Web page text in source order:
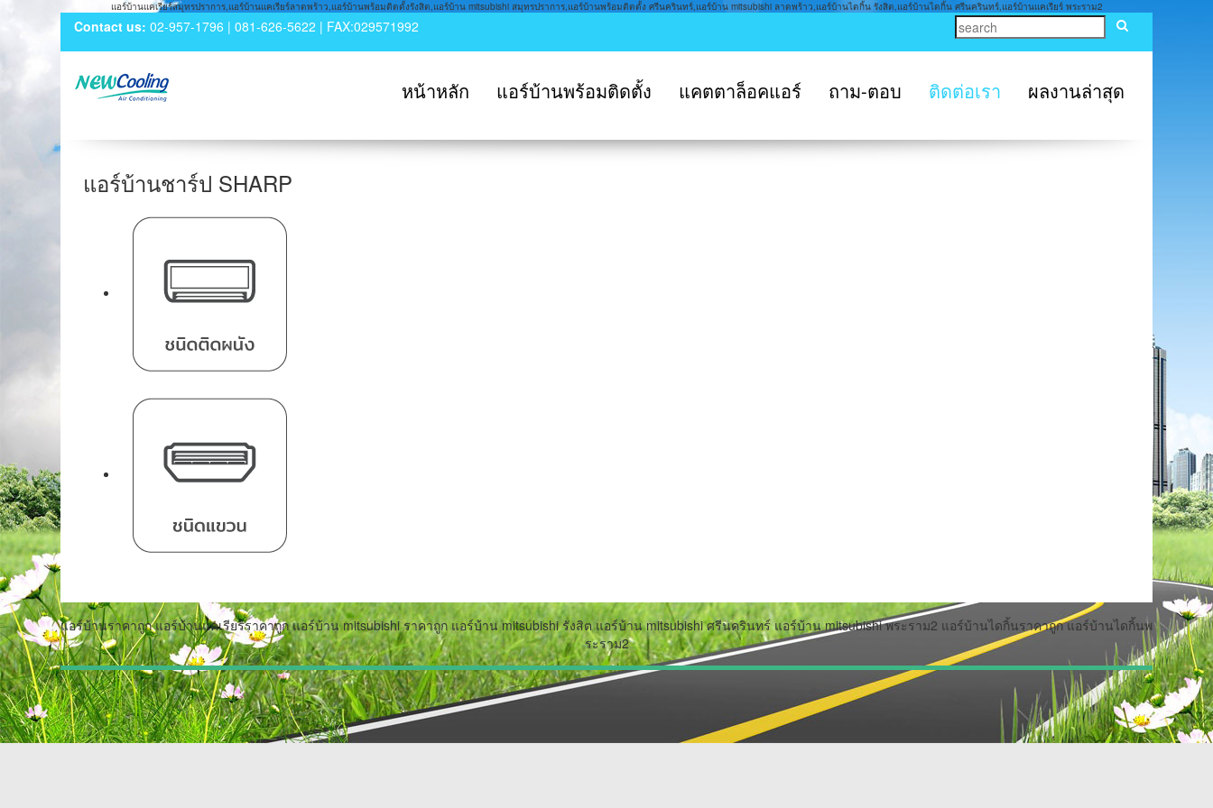
แอร์บ้านแคเรียร์สมุทรปราการ,แอร์บ้านแคเรียร์ลาดพร้าว,แอร์บ้านพร้อมติดตั้งรังสิต,แอร์บ้าน mitsubishi สมุทรปราการ,แอร์บ้านพร้อมติดตั้ง ศรีนครินทร์,แอร์บ้าน mitsubishi ลาดพร้าว,แอร์บ้านไดกิ้น รังสิต,แอร์บ้านไดกิ้น ศรีนครินทร์,แอร์บ้านแคเรียร์ พระราม2
Contact us: 02-957-1796 | 081-626-5622 | FAX:029571992
หน้าหลัก แอร์บ้านพร้อมติดตั้ง แคตตาล็อคแอร์ ถาม-ตอบ ติดต่อเรา ผลงานล่าสุด
แอร์บ้านชาร์ป SHARP
แอร์บ้านราคาถูก แอร์บ้านแคเรียร์ราคาถูก แอร์บ้าน mitsubishi ราคาถูก แอร์บ้าน mitsubishi รังสิต แอร์บ้าน mitsubishi ศรีนครินทร์ แอร์บ้าน mitsubishi พระราม2 แอร์บ้านไดกิ้นราคาถูก แอร์บ้านไดกิ้นพ
ระราม2